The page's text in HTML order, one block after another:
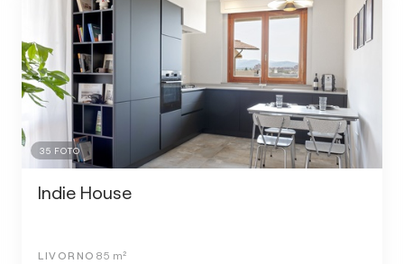
35 FOTO
Indie House
LIVORNO 85 m²